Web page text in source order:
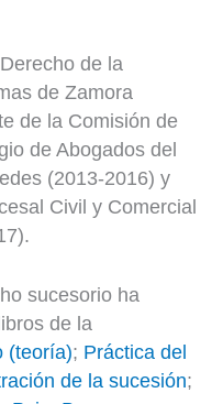
de la
de Zamora
de la Comisión de
de Abogados del
(2013-2016) y
Civil y Comercial
sucesorio ha
de la
(teoría); Práctica del
de la sucesión;